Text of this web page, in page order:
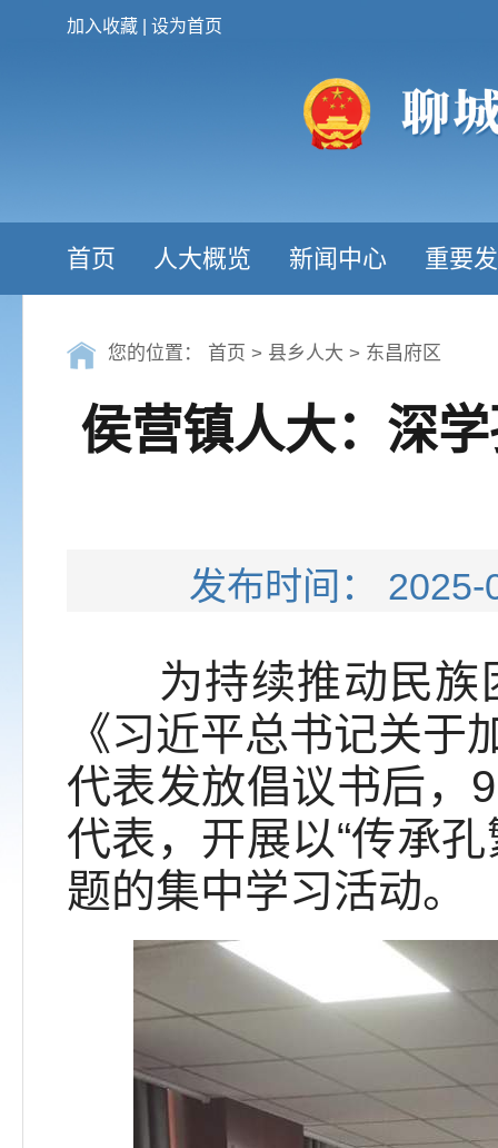
加入收藏 设为首页
首页 人大概览 新闻中心 重要
您的位置： 首页 > 县乡人大 > 东昌府区
侯营镇人大：深
发布时间：
为持续推动民族团
《习近平总书记关
代表发放倡议书后，
代表，开展以“传承
题的集中学习活动。